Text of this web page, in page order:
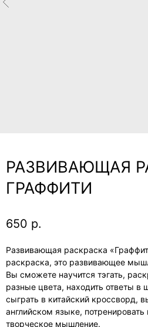
РАЗВИВАЮЩАЯ
ГРАФФИТИ
650 р.
Развивающая раскраска
раскраска, это развивающее
Вы сможете научится тэгать,
разные цвета, находить ответы в
сыграть в китайский кроссворд,
английском языке, потренировать
творческое мышление.